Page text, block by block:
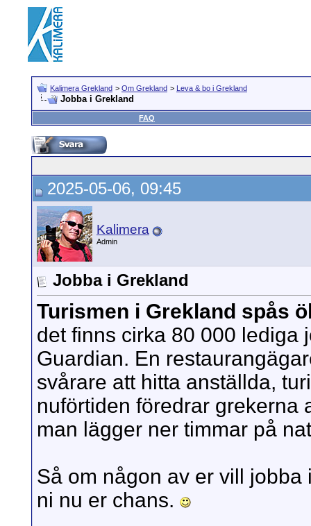
Kalimera Grekland > Om Grekland > Leva & bo i Grekland
Jobba i Grekland
FAQ
2025-05-06, 09:45
Kalimera
Admin
Jobba i Grekland
Turismen i Grekland spås
det finns cirka 80 000 lediga
Guardian. En
svårare att hitta anställda,
nuförtiden föredrar grekerna
man lägger ner timmar på
Så om någon av er vill
ni nu er chans.